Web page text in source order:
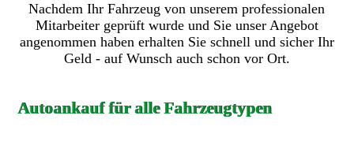
Nachdem Ihr Fahrzeug von unserem professionalen
Mitarbeiter geprüft wurde und Sie unser Angebot
angenommen haben erhalten Sie schnell und sicher Ihr
Geld - auf Wunsch auch schon vor Ort.
Autoankauf für alle Fahrzeugtypen